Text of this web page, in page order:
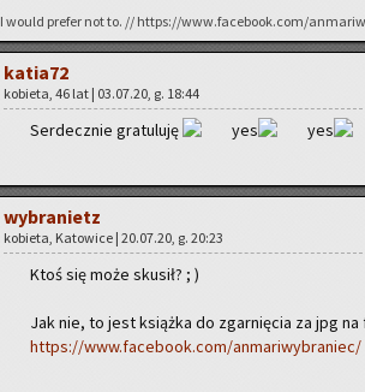
I would pre­fer not to. // https://www.facebook.com/
ka­tia­72
ko­bie­ta, 46 lat | 03.07.20, g. 18:44
Ser­decz­nie gra­tu­lu­ję
wy­bra­nietz
ko­bie­ta, Ka­to­wi­ce | 20.07.20, g. 20:23
Ktoś się może sku­sił? ; )
Jak nie, to jest książ­ka do zgar­nię­cia za jpg na
https://www.facebook.com/anmariwybraniec/